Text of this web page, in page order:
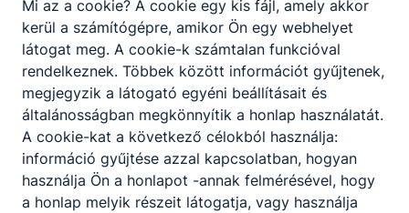
Kollégium lány tanulóinak átvételétől működik
koedukáltan.
Amikor 2015. július 1-jén a Boronkay György
Műszaki Szakközépiskolát, Gimnáziumot a
Nemzetgazdasági Minisztérium vette
fenntartásba, kollégiumunk még egy tanév erejéig
maradt továbbra is KLIK fenntartás alatt: önálló
intézményként, új névvel - Bocskai István
Kollégium.
Mi az a cookie? A cookie egy kis fájl, amely akkor
kerül a számítógépre, amikor Ön egy webhelyet
látogat meg. A cookie-k számtalan funkcióval
rendelkeznek. Többek között információt gyűjtenek,
megjegyzik a látogató egyéni beállításait és
általánosságban megkönnyítik a honlap használatát.
A cookie-kat a következő célokból használja:
információ gyűjtése azzal kapcsolatban, hogyan
használja Ön a honlapot -annak felmérésével, hogy
a honlap melyik részeit látogatja, vagy használja